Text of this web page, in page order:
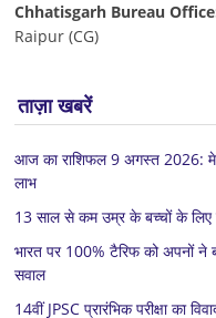
Chhatisgarh Bureau
Raipur (CG)
ताज़ा खबरें
आज का राशिफल 9 अगस्त 2026:
लाभ
13 साल से कम उम्र के बच्चों के लिए
भारत पर 100% टैरिफ को अपनों ने
सवाल
14वीं JPSC प्रारंभिक परीक्षा का